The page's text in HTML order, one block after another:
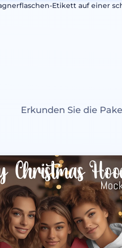
Etikett auf einer
Erkunden Sie die